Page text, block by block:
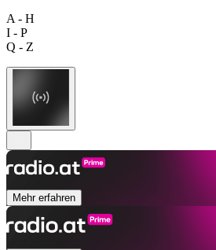
A - H
I - P
Q - Z
Mehr erfahren